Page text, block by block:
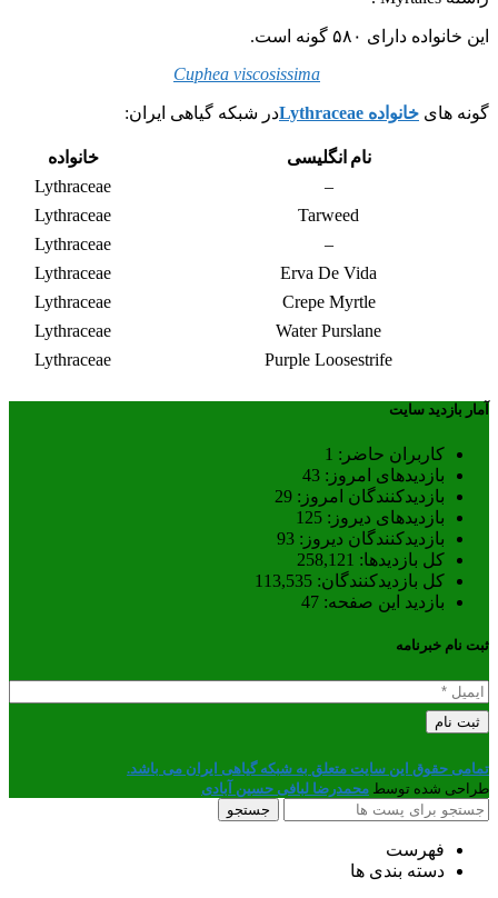
این خانواده دارای ۵۸۰ گونه است.
Cuphea viscosissima
گونه های خانواده Lythraceae در شبکه گیاهی ایران:
نام انگلیسی خانواده
–
Lythraceae
Tarweed
Lythraceae
–
Lythraceae
Erva De Vida
Lythraceae
Crepe Myrtle
Lythraceae
Water Purslane
Lythraceae
Purple Loosestrife
Lythraceae
آمار بازدید سایت
کاربران حاضر: 1
بازدیدهای امروز: 43
بازدیدکنندگان امروز: 29
بازدیدهای دیروز: 125
بازدیدکنندگان دیروز: 93
کل بازدیدها: 258,121
کل بازدیدکنند‌گان: 113,535
بازدید این صفحه: 47
ثبت نام خبرنامه
تمامی حقوق این سایت متعلق به شبکه گیاهی ایران می باشد.
طراحی شده توسط محمدرضا لبافی حسین آبادی
جستجو
فهرست
دسته بندی ها